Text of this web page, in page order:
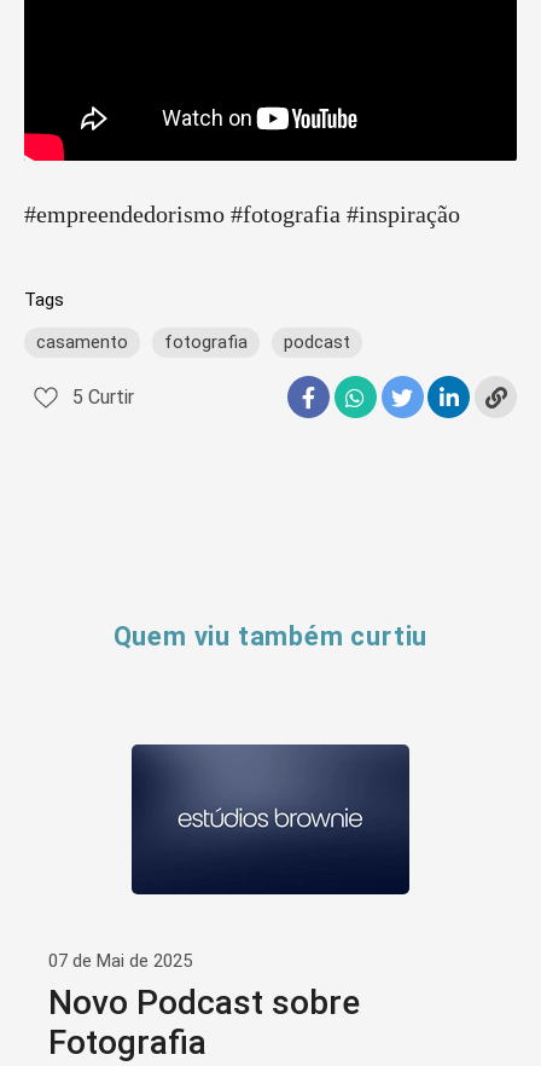
#empreendedorismo #fotografia #inspiração
Tags
casamento
fotografia podcast
5 Curtir
Quem viu também curtiu
07 de Mai de 2025
Novo Podcast sobre
Fotografia